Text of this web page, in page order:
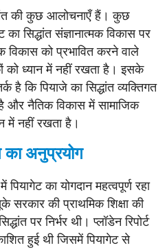
की कुछ आलोचनाएँ हैं। कुछ
सिद्धांत संज्ञानात्मक विकास पर
को प्रभावित करने वाले
को ध्यान में नहीं रखता है। इसके
है कि पियाजे का सिद्धांत व्यक्तिगत
और नैतिक विकास में सामाजिक
में नहीं रखता है।
का अनुप्रयोग
का योगदान महत्वपूर्ण रहा
की प्राथमिक शिक्षा की
पर निर्भर थी। प्लॉडेन रिपोर्ट
हुई थी जिसमें पियागेट से